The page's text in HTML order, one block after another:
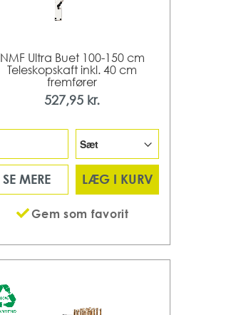
NMF Ultra Buet 100-150 cm
Teleskopskaft inkl. 40 cm
fremfører
527,95 kr.
SE MERE LÆG I KURV
Gem som favorit